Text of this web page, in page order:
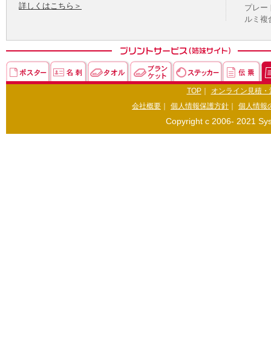
詳しくはこちら＞
プレー
ルミ複
TOP｜
オンライン見積・
会社概要
個人情報保護方針 個人情報
Copyright c 2006- 2021